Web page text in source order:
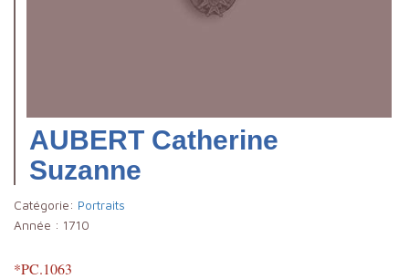
AUBERT Catherine
Suzanne
Catégorie: Portraits
Année : 1710
*PC.1063